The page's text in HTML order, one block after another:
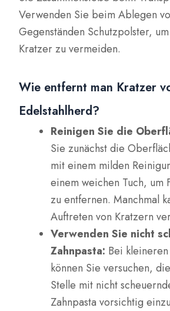
Verwenden Sie beim Ablegen
Gegenständen Schutzpolster,
Kratzer zu vermeiden.
Wie entfernt man Kratzer
Edelstahlherd?
Reinigen Sie die
Sie zunächst die
mit einem milden
einem weichen Tuch, um
zu entfernen. Manchmal
Auftreten von Kratzern
Verwenden Sie nicht
Zahnpasta: Bei
können Sie versuchen,
Stelle mit nicht
Zahnpasta vorsichtig